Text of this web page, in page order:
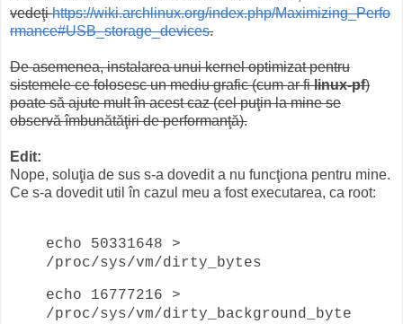
vedeţihttps://wiki.archlinux.org/index.php/Maximizing_Perfo
rmance#USB_storage_devices.
De asemenea, instalarea unui kernel optimizat pentru
sistemele ce folosesc un mediu grafic (cum ar filinux-pf)
poate să ajute mult în acest caz (cel puţin la mine se
observă îmbunătăţiri de performanţă).
Edit:
Nope, soluţia de sus s-a dovedit a nu funcţiona pentru mine.
Ce s-a dovedit util în cazul meu a fost executarea, ca root:
echo 50331648 >
/proc/sys/vm/dirty_bytes
echo 16777216 >
/proc/sys/vm/dirty_background_byte